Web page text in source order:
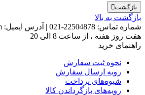
بازگشت
بازگشت به بالا
شماره تماس: 22504878-021
| آدرس ایمیل:
هفت روز هفته ، از ساعت 8 الی 20
راهنمای خرید
نحوه ثبت سفارش
رویه ارسال سفارش
شیوه‌های پرداخت
رویه‌های بازگرداندن کالا